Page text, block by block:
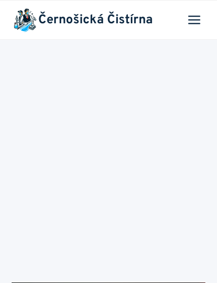
Přeskočit
obsah
Černošická Čistírna